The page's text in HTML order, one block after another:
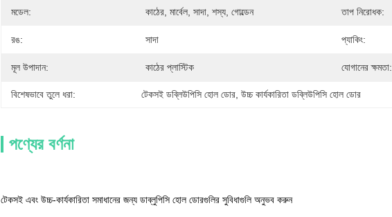
মডেল: কাঠের, মার্বেল, সাদা, শস্য, গোল্ডেন তাপ নিরোধক:
রঙ: সাদা প্যাকিং:
মূল উপাদান: কাঠের প্লাস্টিক যোগানের ক্ষমতা:
বিশেষভাবে তুলে ধরা: টেকসই ডব্লিউপিসি হোল ডোর , উচ্চ কার্যকারিতা ডব্লিউপিসি হোল ডোর
পণ্যের বর্ণনা
টেকসই এবং উচ্চ-কার্যকারিতা সমাধানের জন্য ডাব্লুপিসি হোল ডোরগুলির সুবিধাগুলি অনুভব করুন